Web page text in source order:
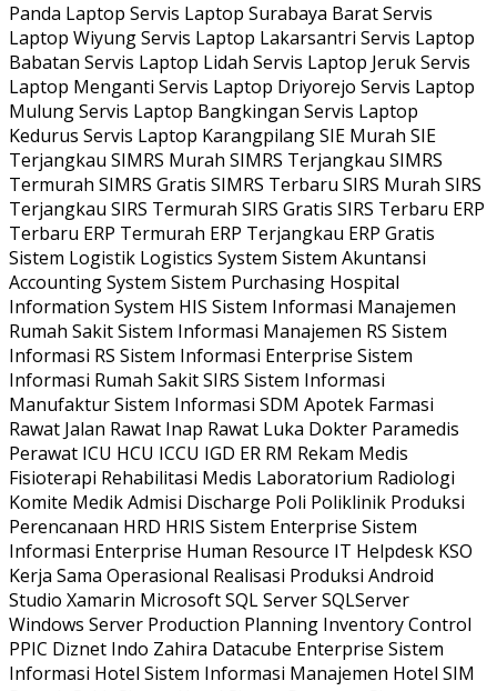
Panda Laptop Servis Laptop Surabaya Barat Servis
Laptop Wiyung Servis Laptop Lakarsantri Servis Laptop
Babatan Servis Laptop Lidah Servis Laptop Jeruk Servis
Laptop Menganti Servis Laptop Driyorejo Servis Laptop
Mulung Servis Laptop Bangkingan Servis Laptop
Kedurus Servis Laptop Karangpilang SIE Murah SIE
Terjangkau SIMRS Murah SIMRS Terjangkau SIMRS
Termurah SIMRS Gratis SIMRS Terbaru SIRS Murah SIRS
Terjangkau SIRS Termurah SIRS Gratis SIRS Terbaru ERP
Terbaru ERP Termurah ERP Terjangkau ERP Gratis
Sistem Logistik Logistics System Sistem Akuntansi
Accounting System Sistem Purchasing Hospital
Information System HIS Sistem Informasi Manajemen
Rumah Sakit Sistem Informasi Manajemen RS Sistem
Informasi RS Sistem Informasi Enterprise Sistem
Informasi Rumah Sakit SIRS Sistem Informasi
Manufaktur Sistem Informasi SDM Apotek Farmasi
Rawat Jalan Rawat Inap Rawat Luka Dokter Paramedis
Perawat ICU HCU ICCU IGD ER RM Rekam Medis
Fisioterapi Rehabilitasi Medis Laboratorium Radiologi
Komite Medik Admisi Discharge Poli Poliklinik Produksi
Perencanaan HRD HRIS Sistem Enterprise Sistem
Informasi Enterprise Human Resource IT Helpdesk KSO
Kerja Sama Operasional Realisasi Produksi Android
Studio Xamarin Microsoft SQL Server SQLServer
Windows Server Production Planning Inventory Control
PPIC Diznet Indo Zahira Datacube Enterprise Sistem
Informasi Hotel Sistem Informasi Manajemen Hotel SIM